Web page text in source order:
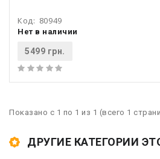
Код: 80949
Нет в наличии
5499 грн.
Показано с 1 по 1 из 1 (всего 1
ДРУГИЕ КАТЕГОРИИ